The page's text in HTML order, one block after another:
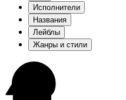
Исполнители
Названия
Лейблы
Жанры и стили